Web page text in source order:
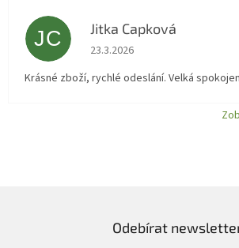
JC Jitka Capková
Hodnocení obchodu je 5 z 5
23.3.2026
Krásné zboží, rychlé odeslání. Velká
Odebírat